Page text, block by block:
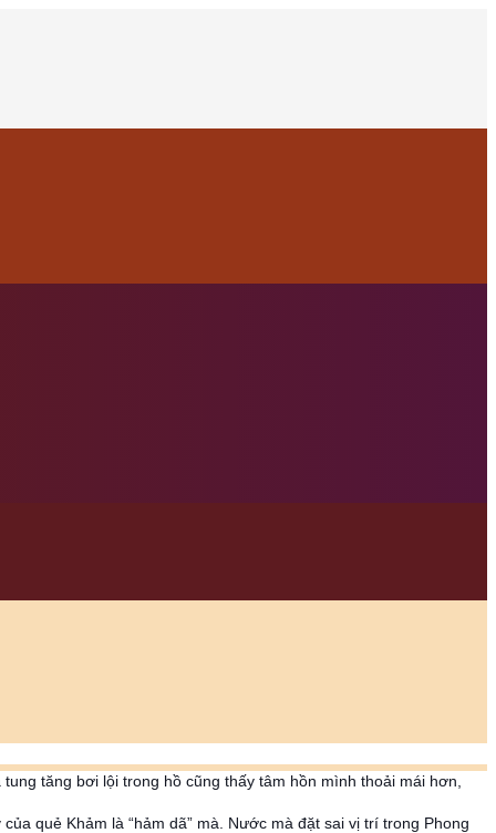
tăng bơi lội trong hồ cũng thấy tâm hồn mình thoải mái hơn,
quẻ Khảm là “hảm dã” mà. Nước mà đặt sai vị trí trong Phong